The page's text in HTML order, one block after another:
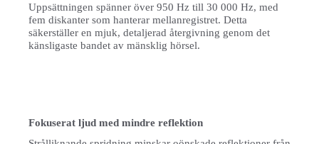
Uppsättningen spänner över 950 Hz till 30 000 Hz, med
fem diskanter som hanterar mellanregistret. Detta
säkerställer en mjuk, detaljerad återgivning genom det
känsligaste bandet av mänsklig hörsel.
Fokuserat ljud med mindre reflektion